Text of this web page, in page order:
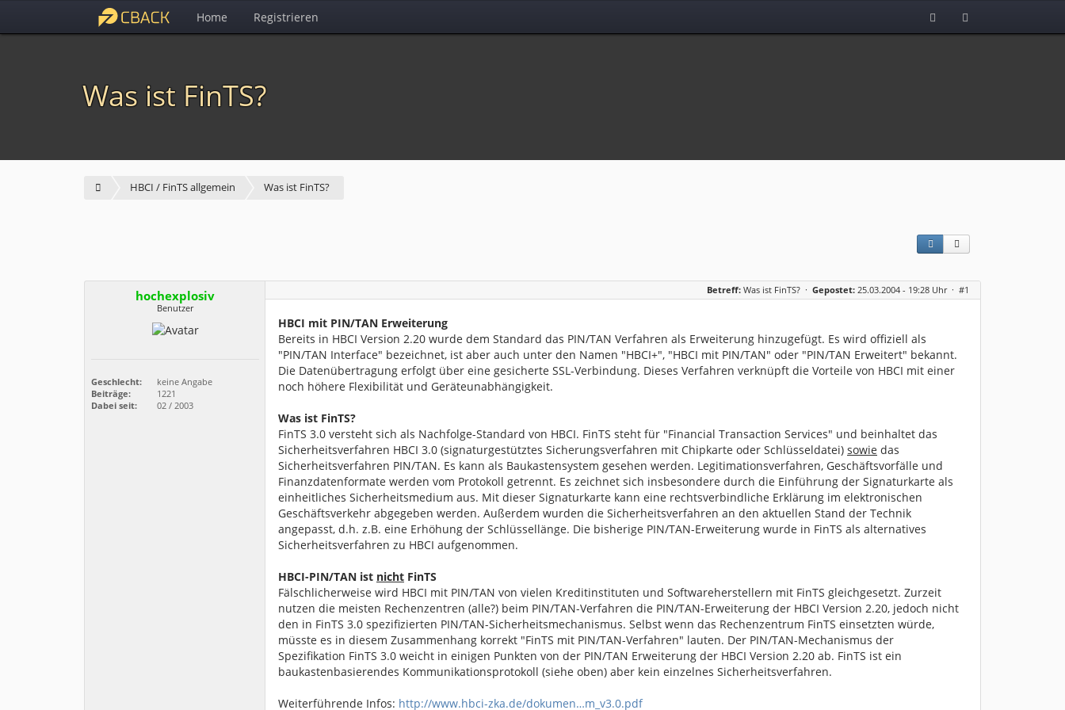
Home Registrieren
Was ist FinTS?
HBCI / FinTS allgemein Was ist FinTS?
hochexplosiv
Benutzer
Geschlecht:
keine Angabe
Beiträge:
1221
Dabei seit:
02 / 2003
Betreff: Was ist FinTS? · Gepostet: 25.03.2004 - 19:28 Uhr · #1
HBCI mit PIN/TAN Erweiterung
Bereits in HBCI Version 2.20 wurde dem Standard das PIN/TAN Verfahren als Erweiterung hinzugefügt. Es wird offiziell als
"PIN/TAN Interface" bezeichnet, ist aber auch unter den Namen "HBCI+", "HBCI mit PIN/TAN" oder "PIN/TAN Erweitert" bekannt.
Die Datenübertragung erfolgt über eine gesicherte SSL-Verbindung. Dieses Verfahren verknüpft die Vorteile von HBCI mit einer
noch höhere Flexibilität und Geräteunabhängigkeit.
Was ist FinTS?
FinTS 3.0 versteht sich als Nachfolge-Standard von HBCI. FinTS steht für "Financial Transaction Services" und beinhaltet das
Sicherheitsverfahren HBCI 3.0 (signaturgestütztes Sicherungsverfahren mit Chipkarte oder Schlüsseldatei) sowie das
Sicherheitsverfahren PIN/TAN. Es kann als Baukastensystem gesehen werden. Legitimationsverfahren, Geschäftsvorfälle und
Finanzdatenformate werden vom Protokoll getrennt. Es zeichnet sich insbesondere durch die Einführung der Signaturkarte als
einheitliches Sicherheitsmedium aus. Mit dieser Signaturkarte kann eine rechtsverbindliche Erklärung im elektronischen
Geschäftsverkehr abgegeben werden. Außerdem wurden die Sicherheitsverfahren an den aktuellen Stand der Technik
angepasst, d.h. z.B. eine Erhöhung der Schlüssellänge. Die bisherige PIN/TAN-Erweiterung wurde in FinTS als alternatives
Sicherheitsverfahren zu HBCI aufgenommen.
HBCI-PIN/TAN ist nicht FinTS
Fälschlicherweise wird HBCI mit PIN/TAN von vielen Kreditinstituten und Softwareherstellern mit FinTS gleichgesetzt. Zurzeit
nutzen die meisten Rechenzentren (alle?) beim PIN/TAN-Verfahren die PIN/TAN-Erweiterung der HBCI Version 2.20, jedoch nicht
den in FinTS 3.0 spezifizierten PIN/TAN-Sicherheitsmechanismus. Selbst wenn das Rechenzentrum FinTS einsetzten würde,
müsste es in diesem Zusammenhang korrekt "FinTS mit PIN/TAN-Verfahren" lauten. Der PIN/TAN-Mechanismus der
Spezifikation FinTS 3.0 weicht in einigen Punkten von der PIN/TAN Erweiterung der HBCI Version 2.20 ab. FinTS ist ein
baukastenbasierendes Kommunikationsprotokoll (siehe oben) aber kein einzelnes Sicherheitsverfahren.
Weiterführende Infos: http://www.hbci-zka.de/dokumen…m_v3.0.pdf